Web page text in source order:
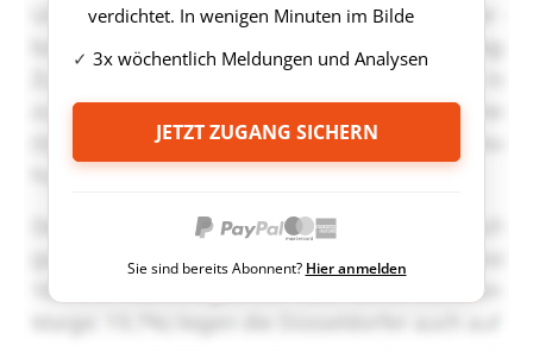
verdichtet. In wenigen Minuten im Bilde
3x wöchentlich Meldungen und Analysen
JETZT ZUGANG SICHERN
Sie sind bereits Abonnent? Hier anmelden